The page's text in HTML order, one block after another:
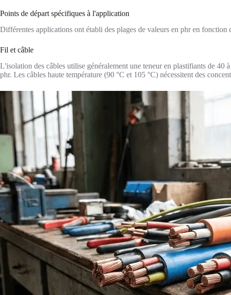
Points de départ spécifiques à l'application
Différentes applications ont établi des plages de valeurs en phr en
Fil et câble
L'isolation des câbles utilise généralement une teneur en plastifiants de
phr. Les câbles haute température (90 °C et 105 °C) nécessitent des